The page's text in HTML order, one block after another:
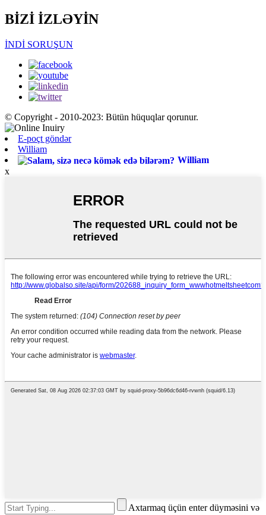
BİZİ İZLƏYİN
İNDİ SORUŞUN
© Copyright - 2010-2023: Bütün hüquqlar qorunur.
E-poçt göndər
William
William
x
Axtarmaq üçün enter düyməsini və